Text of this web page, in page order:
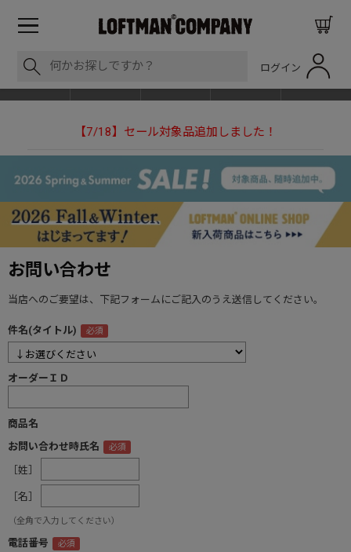
ログイン
7/18】セール対象品追加しました！ 【NEEDLESの別
お問い合わせ
当店へのご要望は、下記フォームにご記入のうえ送信してください。
件名(タイトル)
オーダーＩＤ
商品名
お問い合わせ時氏名
［姓］
［名］
（全角で入力してください）
電話番号